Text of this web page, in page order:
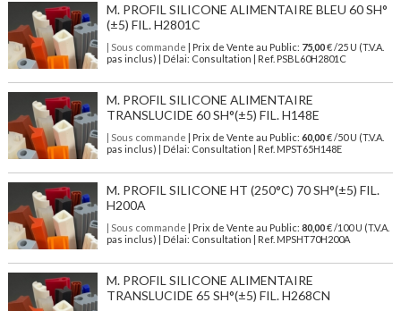
M. PROFIL SILICONE ALIMENTAIRE BLEU 60 SH°
(±5) FIL. H2801C
| Sous commande | Prix de Vente au Public: 75,00€ /25 U (T.V.A.
pas inclus) | Délai: Consultation | Ref. PSBL60H2801C
M. PROFIL SILICONE ALIMENTAIRE
TRANSLUCIDE 60 SH°(±5) FIL. H148E
| Sous commande | Prix de Vente au Public: 60,00€ /50 U (T.V.A.
pas inclus) | Délai: Consultation | Ref. MPST65H148E
M. PROFIL SILICONE HT (250°C) 70 SH°(±5) FIL.
H200A
| Sous commande | Prix de Vente au Public: 80,00€ /100 U (T.V.A.
pas inclus) | Délai: Consultation | Ref. MPSHT70H200A
M. PROFIL SILICONE ALIMENTAIRE
TRANSLUCIDE 65 SH°(±5) FIL. H268CN